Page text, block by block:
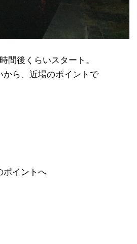
間後くらいスタート。
ら、近場のポイントで
ポイントへ